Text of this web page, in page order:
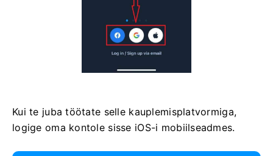
Kui te juba töötate selle kauplemisplatvormiga,
logige oma kontole sisse iOS-i mobiilseadmes.